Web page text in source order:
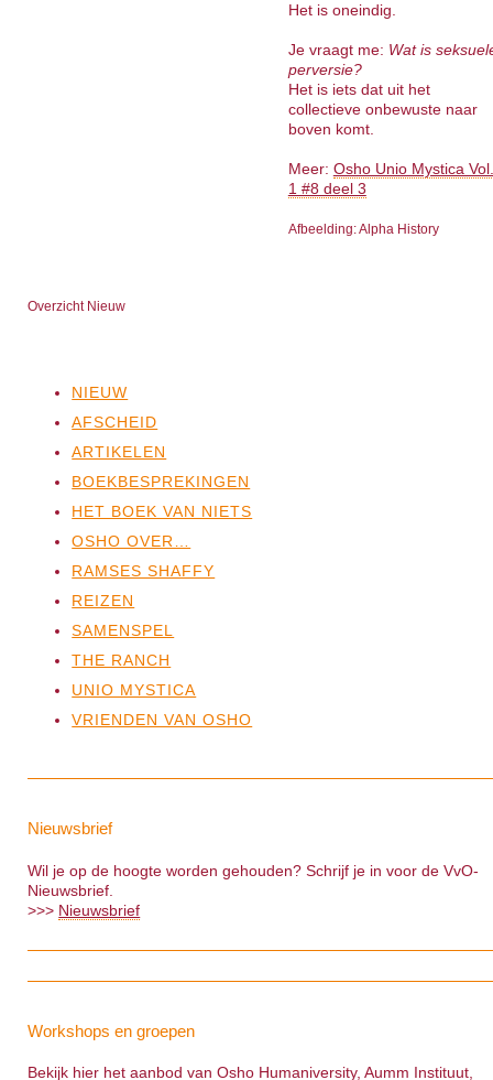
Het is oneindig.
Je vraagt me: Wat is
perversie?
Het is iets dat uit het
collectieve onbewuste naar
boven komt.
Meer: Osho Unio Mystica Vol.
1 #8 deel 3
Afbeelding: Alpha History
Overzicht Nieuw
NIEUW
AFSCHEID
ARTIKELEN
BOEKBESPREKINGEN
HET BOEK VAN NIETS
OSHO OVER…
RAMSES SHAFFY
REIZEN
SAMENSPEL
THE RANCH
UNIO MYSTICA
VRIENDEN VAN OSHO
Nieuwsbrief
Wil je op de hoogte worden gehouden? Schrijf je in voor de VvO-
Nieuwsbrief.
>>> Nieuwsbrief
Workshops en groepen
Bekijk hier het aanbod van Osho Humaniversity, Aumm Instituut,